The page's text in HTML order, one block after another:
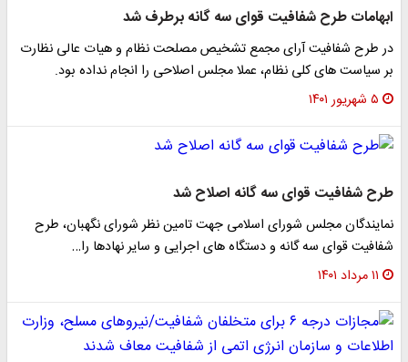
ابهامات طرح شفافیت قوای سه گانه برطرف شد
در طرح شفافیت آرای مجمع تشخیص مصلحت نظام و هیات عالی نظارت
بر سیاست های کلی نظام، عملا مجلس اصلاحی را انجام نداده بود.
۵ شهریور ۱۴۰۱
طرح شفافیت قوای سه گانه اصلاح شد
نمایندگان مجلس شورای اسلامی جهت تامین نظر شورای نگهبان، طرح
شفافیت قوای سه گانه و دستگاه های اجرایی و سایر نهادها را…
۱۱ مرداد ۱۴۰۱